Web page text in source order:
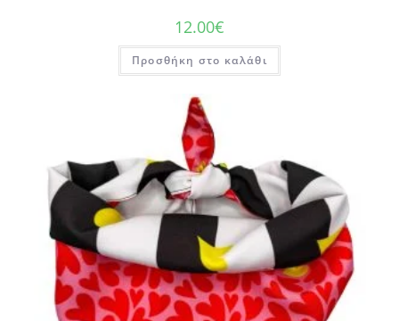
12.00€
Προσθήκη στο καλάθι